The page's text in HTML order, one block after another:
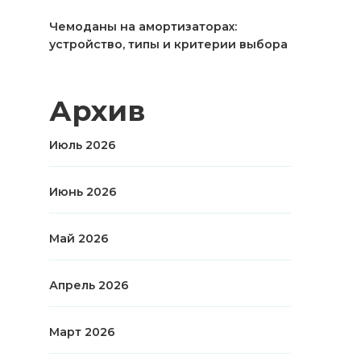
Чемоданы на амортизаторах:
устройство, типы и критерии выбора
Архив
Июль 2026
Июнь 2026
Май 2026
Апрель 2026
Март 2026